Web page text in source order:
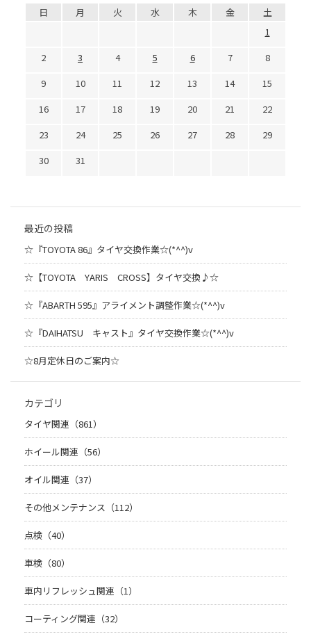
日 月 火 水 木 金
土
1
2
3 4 5 6 7
8
9
10 11 12 13 14
15
16
17 18 19 20 21
22
23
24 25 26 27 28
29
30
31
最近の投稿
☆『TOYOTA 86』タイヤ交換作業☆(*^^)v
☆【TOYOTA YARIS CROSS】タイヤ交換♪☆
☆『ABARTH 595』アライメント調整作業☆(*^^)v
☆『DAIHATSU キャスト』タイヤ交換作業☆(*^^)v
☆8月定休日のご案内☆
カテゴリ
タイヤ関連（861）
ホイール関連（56）
オイル関連（37）
その他メンテナンス（112）
点検（40）
車検（80）
車内リフレッシュ関連（1）
コーティング関連（32）